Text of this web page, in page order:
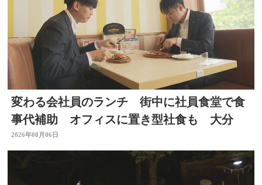
変わる会社員のランチ 街中に社員食堂で食
事代補助 オフィスに置き型社食も 大分
2026年08月06日